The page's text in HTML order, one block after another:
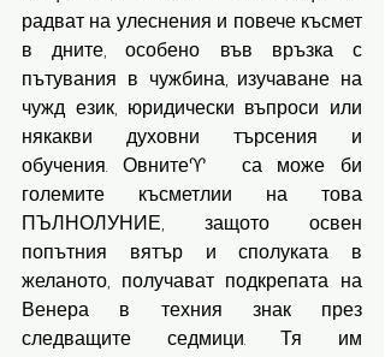
радват на улеснения и повече късмет
в дните, особено във връзка с
пътувания в чужбина, изучаване на
чужд език, юридически въпроси или
някакви духовни търсения и
обучения. Овните♈️ са може би
големите късметлии на това
ПЪЛНОЛУНИЕ, защото освен
попътния вятър и сполуката в
желаното, получават подкрепата на
Венера в техния знак през
следващите седмици. Тя им